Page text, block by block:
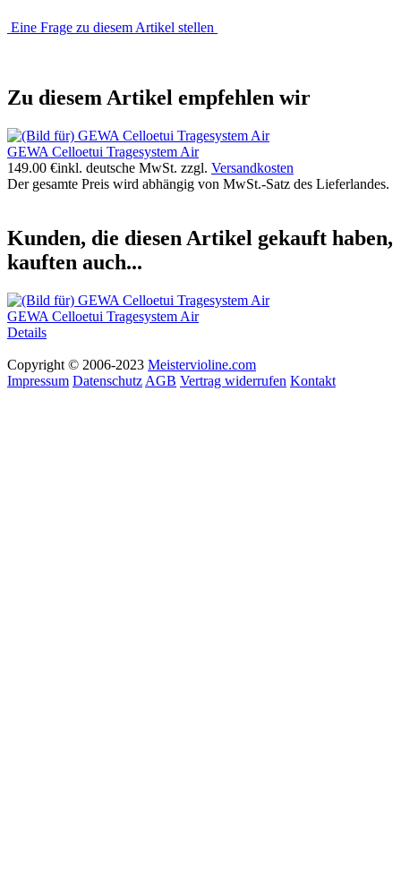
Eine Frage zu diesem Artikel stellen
Zu diesem Artikel empfehlen wir
GEWA Celloetui Tragesystem Air
149.00 €inkl. deutsche MwSt. zzgl. Versandkosten
Der gesamte Preis wird abhängig von MwSt.-Satz des Lieferlandes.
Kunden, die diesen Artikel gekauft haben,
kauften auch...
GEWA Celloetui Tragesystem Air
Details
Copyright © 2006-2023 Meistervioline.com
Impressum Datenschutz AGB Vertrag widerrufen Kontakt